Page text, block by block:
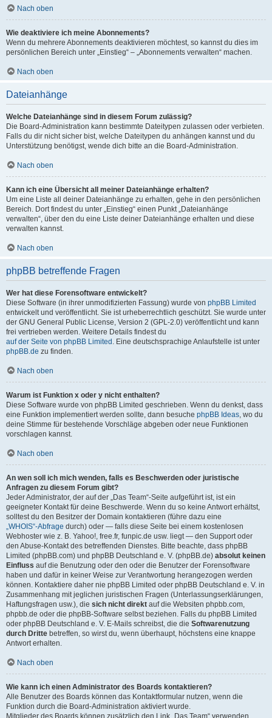
Nach oben
Wie deaktiviere ich meine Abonnements?
Wenn du mehrere Abonnements deaktivieren möchtest, so kannst du dies im
persönlichen Bereich unter „Einstieg“ – „Abonnements verwalten“ machen.
Nach oben
Dateianhänge
Welche Dateianhänge sind in diesem Forum zulässig?
Die Board-Administration kann bestimmte Dateitypen zulassen oder verbieten.
Falls du dir nicht sicher bist, welche Dateitypen du anhängen kannst und du
Unterstützung benötigst, wende dich bitte an die Board-Administration.
Nach oben
Kann ich eine Übersicht all meiner Dateianhänge erhalten?
Um eine Liste all deiner Dateianhänge zu erhalten, gehe in den persönlichen
Bereich. Dort findest du unter „Einstieg“ einen Punkt „Dateianhänge
verwalten“, über den du eine Liste deiner Dateianhänge erhalten und diese
verwalten kannst.
Nach oben
phpBB betreffende Fragen
Wer hat diese Forensoftware entwickelt?
Diese Software (in ihrer unmodifizierten Fassung) wurde von phpBB Limited
entwickelt und veröffentlicht. Sie ist urheberrechtlich geschützt. Sie wurde unter
der GNU General Public License, Version 2 (GPL-2.0) veröffentlicht und kann
frei vertrieben werden. Weitere Details findest du
auf der Seite von phpBB Limited . Eine deutschsprachige Anlaufstelle ist unter
phpBB.de zu finden.
Nach oben
Warum ist Funktion x oder y nicht enthalten?
Diese Software wurde von phpBB Limited geschrieben. Wenn du denkst, dass
eine Funktion implementiert werden sollte, dann besuche phpBB Ideas, wo du
deine Stimme für bestehende Vorschläge abgeben oder neue Funktionen
vorschlagen kannst.
Nach oben
An wen soll ich mich wenden, falls es Beschwerden oder juristische
Anfragen zu diesem Forum gibt?
Jeder Administrator, der auf der „Das Team“-Seite aufgeführt ist, ist ein
geeigneter Kontakt für deine Beschwerde. Wenn du so keine Antwort erhältst,
solltest du den Besitzer der Domain kontaktieren (führe dazu eine
„WHOIS“-Abfrage durch) oder — falls diese Seite bei einem kostenlosen
Webhoster wie z. B. Yahoo!, free.fr, funpic.de usw. liegt — den Support oder
den Abuse-Kontakt des betreffenden Dienstes. Bitte beachte, dass phpBB
Limited (phpBB.com) und phpBB Deutschland e. V. (phpBB.de) absolut keinen
Einfluss auf die Benutzung oder den oder die Benutzer der Forensoftware
haben und dafür in keiner Weise zur Verantwortung herangezogen werden
können. Kontaktiere daher nie phpBB Limited oder phpBB Deutschland e. V. in
Zusammenhang mit jeglichen juristischen Fragen (Unterlassungserklärungen,
Haftungsfragen usw.), die sich nicht direkt auf die Websiten phpbb.com,
phpbb.de oder die phpBB-Software selbst beziehen. Falls du phpBB Limited
oder phpBB Deutschland e. V. E-Mails schreibst, die die Softwarenutzung
durch Dritte betreffen, so wirst du, wenn überhaupt, höchstens eine knappe
Antwort erhalten.
Nach oben
Wie kann ich einen Administrator des Boards kontaktieren?
Alle Benutzer des Boards können das Kontaktformular nutzen, wenn die
Funktion durch die Board-Administration aktiviert wurde.
Mitglieder des Boards können zusätzlich den Link „Das Team“ verwenden.